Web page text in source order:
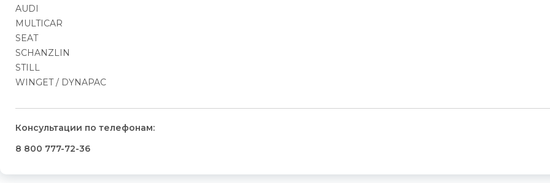
AUDI
MULTICAR
SEAT
SCHANZLIN
STILL
WINGET / DYNAPAC
Консультации по телефонам:
8 800 777-72-36